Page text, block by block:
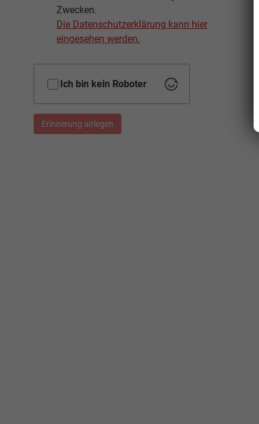
Zwecken.
Die Datenschutzerklärung kann hier
eingesehen werden.
Ich bin kein Roboter
Erinnerung anlegen